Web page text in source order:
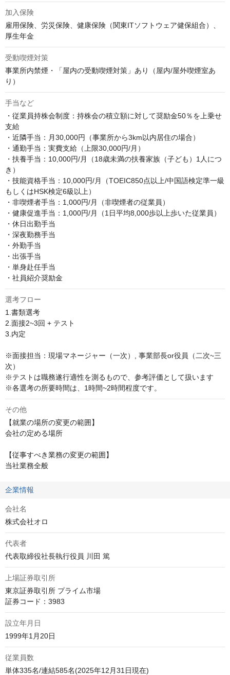
加入保険
雇用保険、労災保険、健康保険（関東ITソフトウェア健保組合）、
厚生年金
受動喫煙対策
事業所内禁煙・「屋内の受動喫煙対策」あり（屋内/屋外喫煙室あ
り）
手当など
・従業員持株会制度：持株会の積立額に対して奨励金50％を上乗せ
支給
・近隣手当：月30,000円（事業所から3km以内居住の場合）
・通勤手当：実費支給（上限30,000円/月）
・扶養手当：10,000円/月（18歳未満の扶養家族（子ども）1人につ
き）
・技能資格手当：10,000円/月（TOEIC850点以上/中国語検定準一級
もしくはHSK検定6級以上）
・非喫煙者手当：1,000円/月（非喫煙者の従業員）
・健康促進手当：1,000円/月（1日平均8,000歩以上歩いた従業員）
・休日出勤手当
・深夜勤務手当
・外勤手当
・出張手当
・単身赴任手当
・社員紹介奨励金
選考フロー
1.書類選考
2.面接2~3回 + テスト
3.内定
※面接担当：現場マネージャー（一次）, 事業部長or役員（二次~三
次）
※テストは職務遂行適性を測るもので、参考評価として扱います
※各選考の所要時間は、1時間~2時間程度です。
その他
【就業の場所の変更の範囲】
会社の定める場所
【従事すべき業務の変更の範囲】
当社業務全般
企業情報
会社名
株式会社オロ
代表者
代表取締役社長執行役員 川田 篤
上場証券取引所
東京証券取引所 プライム市場
証券コード：3983
設立年月日
1999年1月20日
従業員数
単体335名/連結585名(2025年12月31日現在)